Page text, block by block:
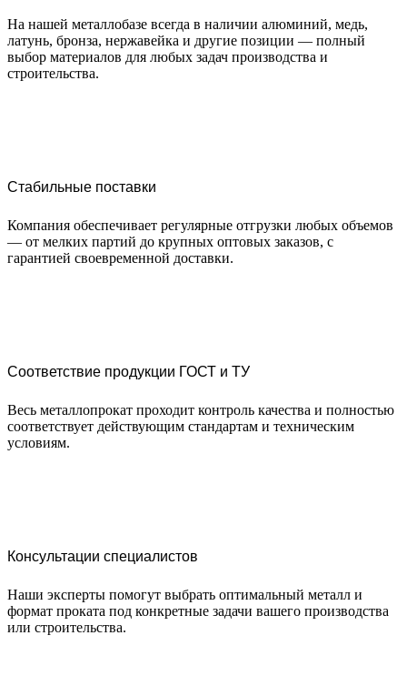
На нашей металлобазе всегда в наличии алюминий, медь,
латунь, бронза, нержавейка и другие позиции — полный
выбор материалов для любых задач производства и
строительства.
Стабильные поставки
Компания обеспечивает регулярные отгрузки любых объемов
— от мелких партий до крупных оптовых заказов, с
гарантией своевременной доставки.
Соответствие продукции ГОСТ и ТУ
Весь металлопрокат проходит контроль качества и полностью
соответствует действующим стандартам и техническим
условиям.
Консультации специалистов
Наши эксперты помогут выбрать оптимальный металл и
формат проката под конкретные задачи вашего производства
или строительства.